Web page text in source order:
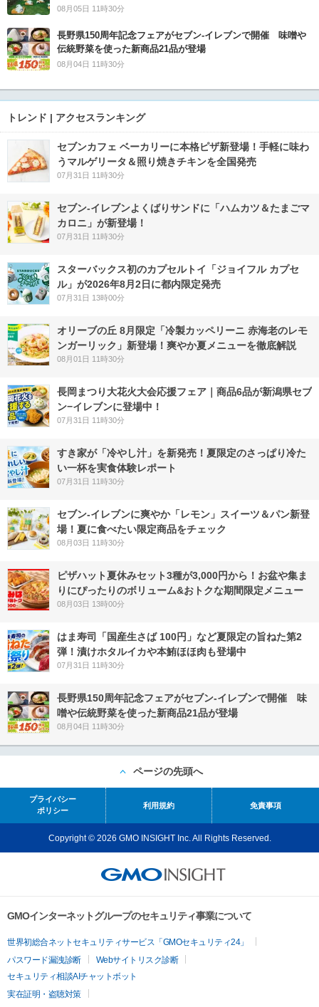
08月05日 11時30分
長野県150周年記念フェアがセブン-イレブンで開催 味噌や
伝統野菜を使った新商品21品が登場
08月04日 11時30分
トレンド | アクセスランキング
セブンカフェ ベーカリーに本格ピザ新登場！手軽に味わ
うマルゲリータ＆照り焼きチキンを全国発売
07月31日 11時30分
セブン‐イレブンよくばりサンドに「ハムカツ＆たまごマ
カロニ」が新登場！
07月31日 11時30分
スターバックス初のカプセルトイ「ジョイフル カプセ
ル」が2026年8月2日に都内限定発売
07月31日 13時00分
オリーブの丘 8月限定「冷製カッペリーニ 赤海老のレモ
ンガーリック」新登場！爽やか夏メニューを徹底解説
08月01日 11時30分
長岡まつり大花火大会応援フェア｜商品6品が新潟県セブ
ン−イレブンに登場中！
07月31日 11時30分
すき家が「冷やし汁」を新発売！夏限定のさっぱり冷た
い一杯を実食体験レポート
07月31日 11時30分
セブン‐イレブンに爽やか「レモン」スイーツ＆パン新登
場！夏に食べたい限定商品をチェック
08月03日 11時30分
ピザハット夏休みセット3種が3,000円から！お盆や集ま
りにぴったりのボリューム&おトクな期間限定メニュー
08月03日 13時00分
はま寿司「国産生さば 100円」など夏限定の旨ねた第2
弾！漬けホタルイカや本鮪ほほ肉も登場中
07月31日 11時30分
長野県150周年記念フェアがセブン-イレブンで開催 味
噌や伝統野菜を使った新商品21品が登場
08月04日 11時30分
ページの先頭へ
プライバシー
ポリシー
利用規約 免責事項
Copyright © 2026 GMO INSIGHT Inc. All Rights Reserved.
GMOインターネットグループのセキュリティ事業について
世界初総合ネットセキュリティサービス「GMOセキュリティ24」
パスワード漏洩診断
Webサイトリスク診断
セキュリティ相談AIチャットボット
実在証明・盗聴対策